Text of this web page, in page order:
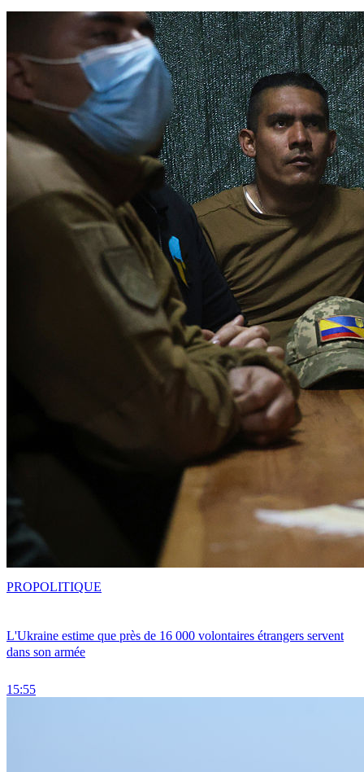
L'Ukraine estime que près de 16 000 volontaires étrangers servent
dans son armée
15:55
PROPOLITIQUE